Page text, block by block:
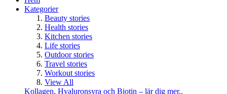
Kategorier
Beauty stories
Health stories
Kitchen stories
Life stories
Outdoor stories
Travel stories
Workout stories
View All
Kollagen, Hyaluronsyra och Biotin – lär dig mer..